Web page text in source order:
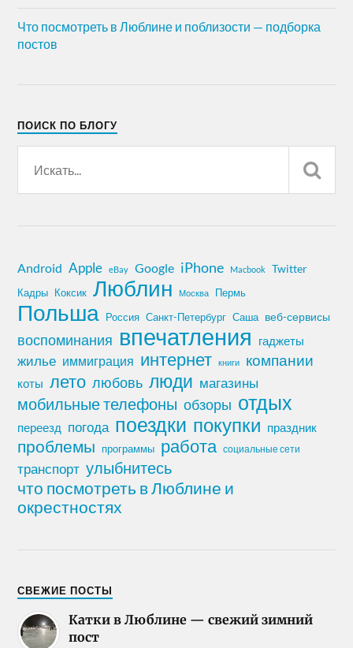
Что посмотреть в Люблине и поблизости — подборка
постов
ПОИСК ПО БЛОГУ
Android Apple eBay Google iPhone Macbook Twitter
Кадры Коксик Люблин Москва Пермь
Польша Россия Санкт-Петербург Саша веб-сервисы
воспоминания впечатления гаджеты
жилье иммиграция интернет книги компании
коты лето любовь люди магазины
мобильные телефоны обзоры отдых
переезд погода поездки покупки праздник
проблемы программы работа социальные сети
транспорт улыбнитесь
что посмотреть в Люблине и
окрестностях
СВЕЖИЕ ПОСТЫ
Катки в Люблине — свежий зимний
пост